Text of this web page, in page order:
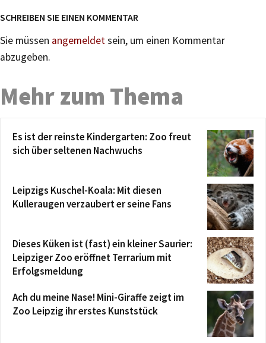
SCHREIBEN SIE EINEN KOMMENTAR
Sie müssen angemeldetsein, um einen Kommentar
abzugeben.
Mehr zum Thema
Es ist der reinste Kindergarten: Zoo freut
sich über seltenen Nachwuchs
Leipzigs Kuschel-Koala: Mit diesen
Kulleraugen verzaubert er seine Fans
Dieses Küken ist (fast) ein kleiner Saurier:
Leipziger Zoo eröffnet Terrarium mit
Erfolgsmeldung
Ach du meine Nase! Mini-Giraffe zeigt im
Zoo Leipzig ihr erstes Kunststück